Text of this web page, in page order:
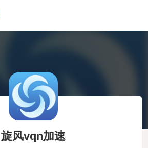
旋风vqn加速